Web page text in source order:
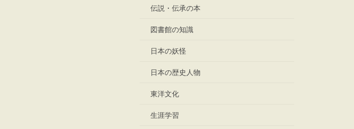
伝説・伝承の本
図書館の知識
日本の妖怪
日本の歴史人物
東洋文化
生涯学習